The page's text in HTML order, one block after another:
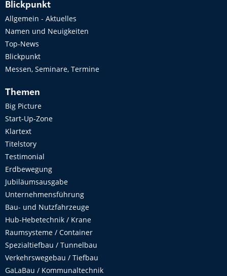
Blickpunkt
Allgemein - Aktuelles
Namen und Neuigkeiten
Top-News
Blickpunkt
Messen, Seminare, Termine
Themen
Big Picture
Start-Up-Zone
Klartext
Titelstory
Testimonial
Erdbewegung
Jubiläumsausgabe
Unternehmensführung
Bau- und Nutzfahrzeuge
Hub-Hebetechnik / Krane
Raumsysteme / Container
Spezialtiefbau / Tunnelbau
Verkehrswegebau / Tiefbau
GaLaBau / Kommunaltechnik